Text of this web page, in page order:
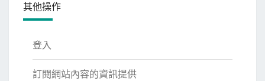
其他操作
登入
訂閱網站內容的資訊提供